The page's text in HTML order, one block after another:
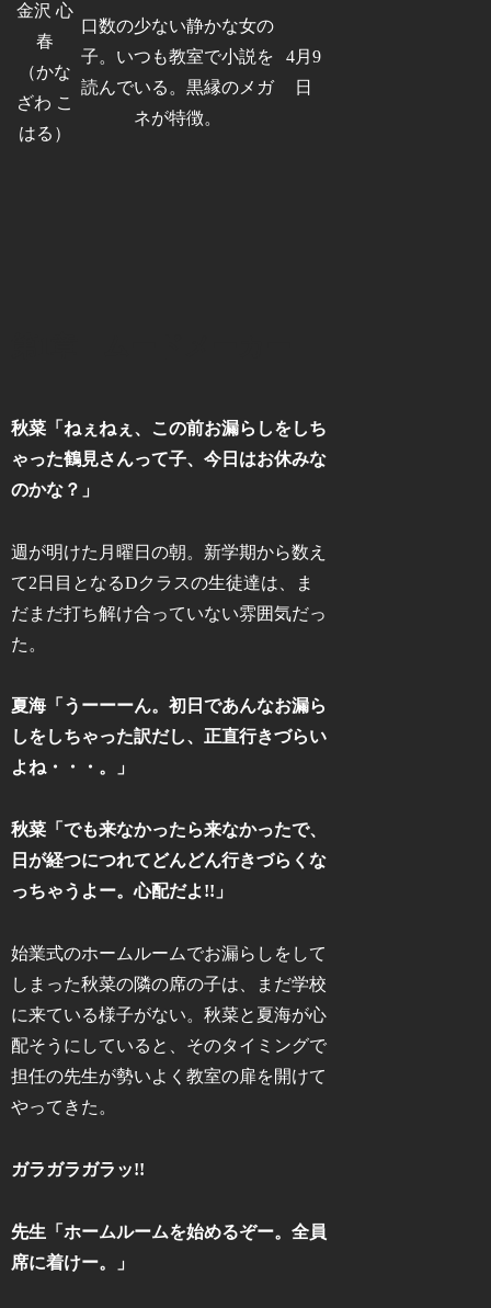
金沢 心
春
（かな
ざわ こ
はる）
口数の少ない静かな女の
子。いつも教室で小説を
読んでいる。黒縁のメガ
ネが特徴。
4月9
日
秋菜「ねぇねぇ、この前お漏らしをしち
ゃった鶴見さんって子、今日はお休みな
のかな？」
週が明けた月曜日の朝。新学期から数え
て2日目となるDクラスの生徒達は、ま
だまだ打ち解け合っていない雰囲気だっ
た。
夏海「うーーーん。初日であんなお漏ら
しをしちゃった訳だし、正直行きづらい
よね・・・。」
秋菜「でも来なかったら来なかったで、
日が経つにつれてどんどん行きづらくな
っちゃうよー。心配だよ!!」
始業式のホームルームでお漏らしをして
しまった秋菜の隣の席の子は、まだ学校
に来ている様子がない。秋菜と夏海が心
配そうにしていると、そのタイミングで
担任の先生が勢いよく教室の扉を開けて
やってきた。
ガラガラガラッ!!
先生「ホームルームを始めるぞー。全員
席に着けー。」